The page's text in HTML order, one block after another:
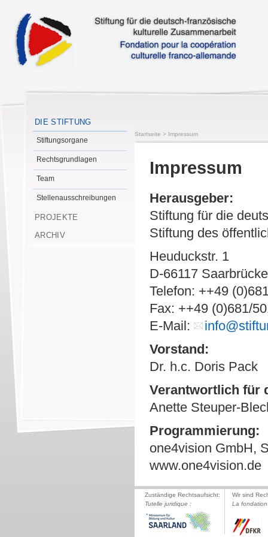
DIE STIFTUNG
Stiftungsorgane
Rechtsgrundlagen
Team
Stellenausschreibungen
PROJEKTE
ARCHIV
Startseite > Impressum
Impressum
Herausgeber:
Stiftung für die
Stiftung des
Heuduckstr. 1
D-66117
Telefon: ++49
Fax: ++49 (0)681/
E-Mail:
Vorstand:
Dr. h.c. Doris Pack
Verantwortlich für
Anette Steuper-
Programmierung:
one4vision GmbH,
www.one4vision.de
Zuständige Rechtsaufsicht:
Tutelle juridique :
Wir sind
La